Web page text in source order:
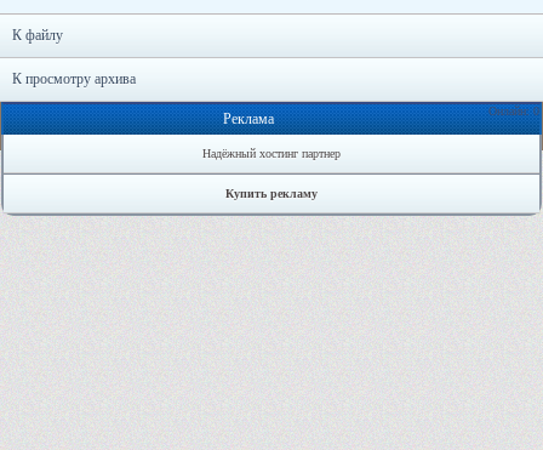
К файлу
К просмотру архива
Онлайн: 0
Реклама
Надёжный хостинг партнер
Купить рекламу